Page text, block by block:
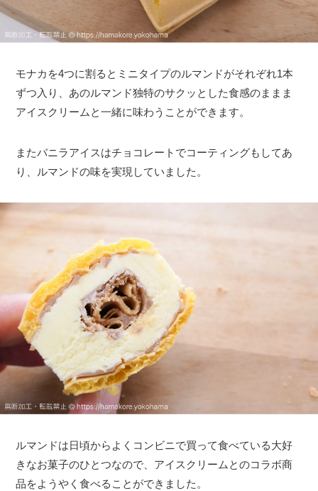
モナカを4つに割るとミニタイプのルマンドがそれぞれ1本
ずつ入り、あのルマンド独特のサクッとした食感のままま
アイスクリームと一緒に味わうことができます。
またバニラアイスはチョコレートでコーティングもしてあ
り、ルマンドの味を実現していました。
ルマンドは日頃からよくコンビニで買って食べている大好
きなお菓子のひとつなので、アイスクリームとのコラボ商
品をようやく食べることができました。